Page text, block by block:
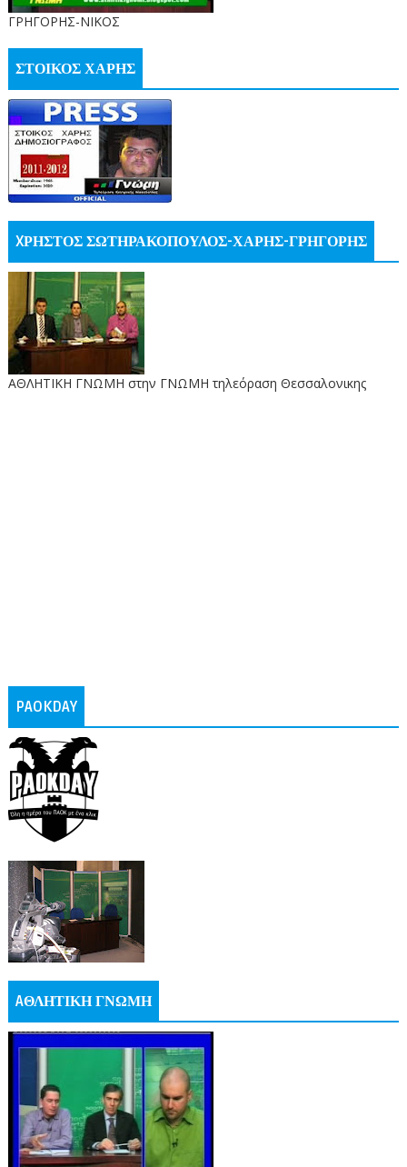
ΓΡΗΓΟΡΗΣ-ΝΙΚΟΣ
ΣΤΟΙΚΟΣ ΧΑΡΗΣ
XΡΗΣΤΟΣ ΣΩΤΗΡΑΚΟΠΟΥΛΟΣ-ΧΑΡΗΣ-ΓΡΗΓΟΡΗΣ
ΑΘΛΗΤΙΚΗ ΓΝΩΜΗ στην ΓΝΩΜΗ τηλεόραση Θεσσαλονικης
PAOKDAY
AΘΛΗΤΙΚΗ ΓΝΩΜΗ